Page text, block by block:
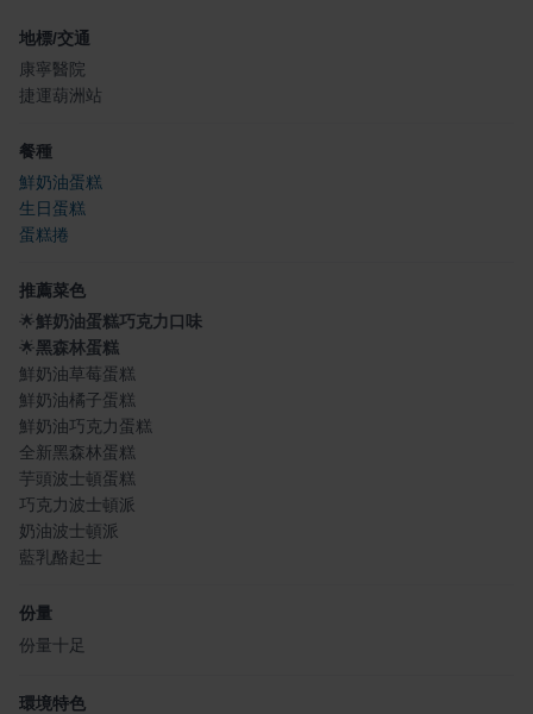
地標/交通
康寧醫院
捷運葫洲站
餐種
鮮奶油蛋糕
生日蛋糕
蛋糕捲
推薦菜色
🌟鮮奶油蛋糕巧克力口味
🌟黑森林蛋糕
鮮奶油草莓蛋糕
鮮奶油橘子蛋糕
鮮奶油巧克力蛋糕
全新黑森林蛋糕
芋頭波士頓蛋糕
巧克力波士頓派
奶油波士頓派
藍乳酪起士
份量
份量十足
環境特色